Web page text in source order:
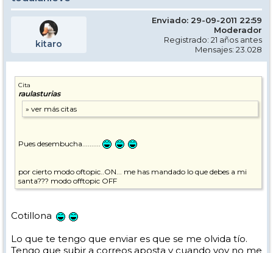
kitaro
Enviado: 29-09-2011 22:59
Moderador
Registrado: 21 años antes
Mensajes: 23.028
Cita
raulasturias
Pues desembucha..........
por cierto modo oftopic..ON... me has mandado lo que debes a mi
santa??? modo offtopic OFF
Cotillona
Lo que te tengo que enviar es que se me olvida tío.
Tengo que subir a correos aposta y cuando voy no me